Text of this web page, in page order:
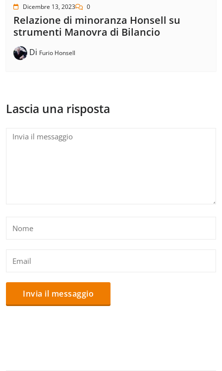
Dicembre 13, 2023 0
Relazione di minoranza Honsell su
strumenti Manovra di Bilancio
Di Furio Honsell
Lascia una risposta